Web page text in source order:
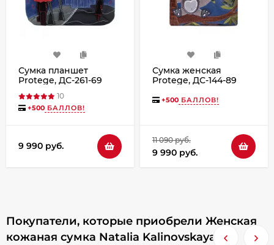
Сумка планшет
Protege, ДС-261-69
10
+500 БАЛЛОВ!
9 990 руб.
Сумка женская
Protege, ДС-144-89
+500 БАЛЛОВ!
11 090 руб.
9 990 руб.
Покупатели, которые приобрели Женская
кожаная сумка Natalia Kalinovskaya С